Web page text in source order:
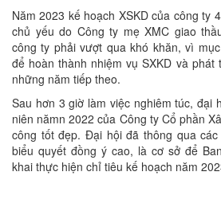
Năm 2023 kế hoạch XSKD của công ty
chủ yếu do Công ty mẹ XMC giao
công ty phải vượt qua khó khăn, vì
để hoàn thành nhiệm vụ SXKD và phát
những năm tiếp theo.
Sau hơn 3 giờ làm việc nghiêm túc, đại
niên nămn 2022 của Công ty Cổ phần
công tốt đẹp. Đại hội đã thông qua
biểu quyết đồng ý cao, là cơ sở để
khai thực hiện chỉ tiêu kế hoạch năm